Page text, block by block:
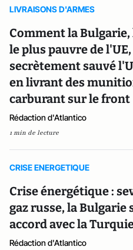
LIVRAISONS D'ARMES
Comment la Bulgarie,
le plus pauvre de l'UE,
secrètement sauvé
en livrant des
carburant sur le front
Rédaction d'Atlantico
1 min de lecture
CRISE ENERGETIQUE
Crise énergétique :
gaz russe, la Bulgarie
accord avec la
Rédaction d'Atlantico